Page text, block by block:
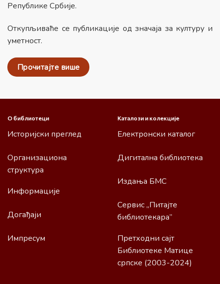
Републике Србије.
Откупљиваће се публикације од значаја за културу и
уметност.
Прочитајте више
О библиотеци
Историјски преглед
Организациона
структура
Информације
Догађаји
Импресум
Каталози и колекције
Електронски каталог
Дигитална библиотека
Издања БМС
Сервис „Питајте
библиотекара”
Претходни сајт
Библиотеке Матице
српске (2003-2024)